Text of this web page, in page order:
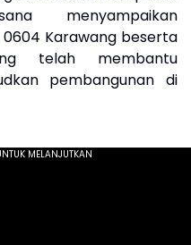
menyampaikan
Karawang beserta
telah membantu
pembangunan di